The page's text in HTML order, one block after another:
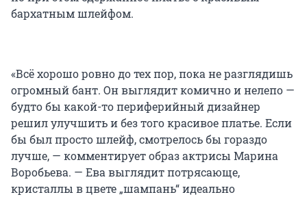
бархатным шлейфом.
«Всё хорошо ровно до тех пор, пока не разглядишь
огромный бант. Он выглядит комично и нелепо —
будто бы какой-то периферийный дизайнер
решил улучшить и без того красивое платье. Если
бы был просто шлейф, смотрелось бы гораздо
лучше, — комментирует образ актрисы Марина
Воробьева. — Ева выглядит потрясающе,
кристаллы в цвете „шампань“ идеально